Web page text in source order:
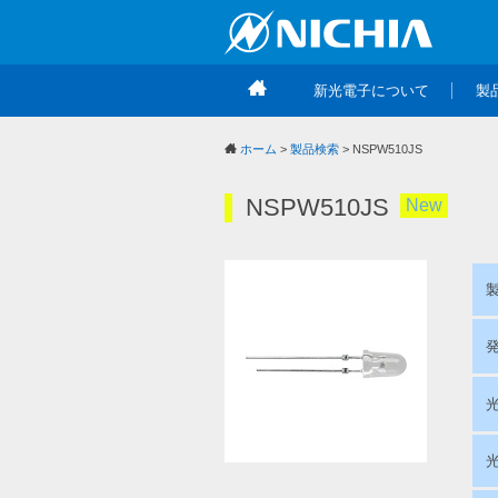
新光電子について 製
ホーム > 製品検索 > NSPW510JS
NSPW510JS New